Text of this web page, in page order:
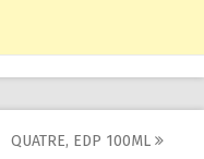
QUATRE, EDP 100ML